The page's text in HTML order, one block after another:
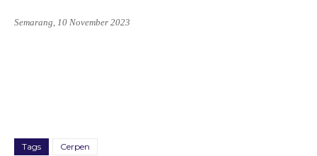
Semarang, 10 November 2023
Tags Cerpen